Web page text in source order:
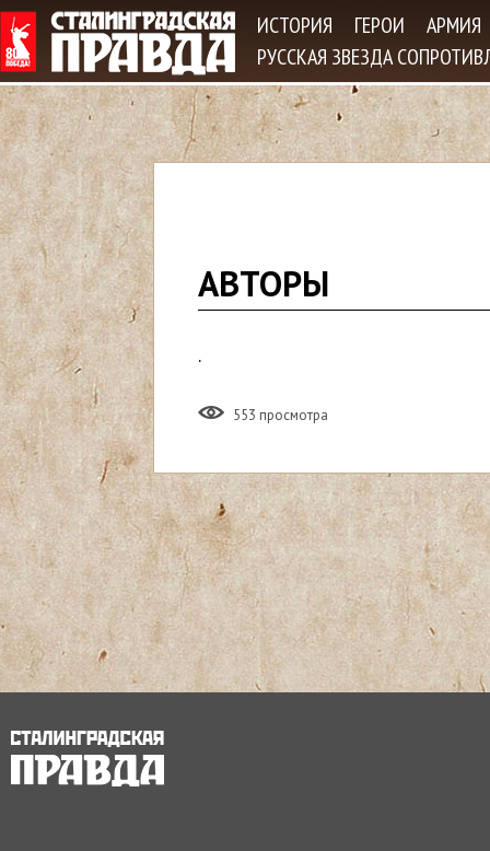
ИСТОРИЯ ГЕРОИ
АРМИЯ
РУССКАЯ ЗВЕЗДА
ы
з
д
е
с
ь
АВТОРЫ
.
553 просмотра